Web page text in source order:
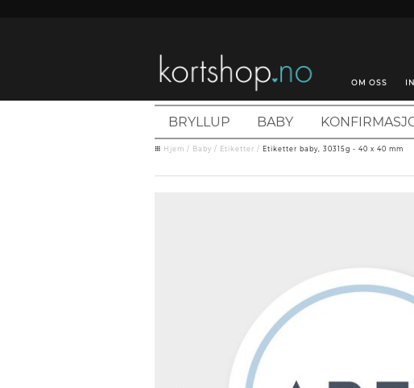
OM OSS
BRYLLUP BABY
Hjem / Baby / Etiketter / Etiketter baby, 30315g - 40 x 40 mm